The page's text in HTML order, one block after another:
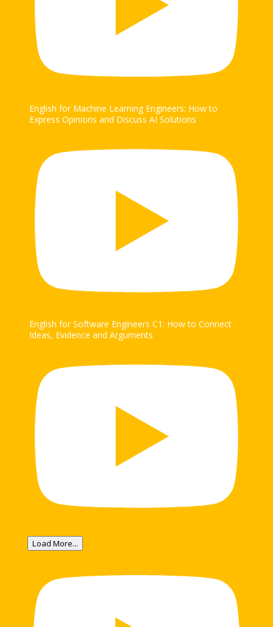
English for Machine Learning Engineers: How to
Express Opinions and Discuss AI Solutions
English for Software Engineers C1: How to Connect
Ideas, Evidence and Arguments
Load More...